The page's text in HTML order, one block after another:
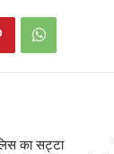
का सट्टा